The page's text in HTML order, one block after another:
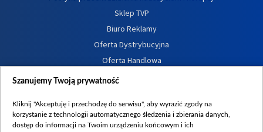
Sklep TVP
Biuro Reklamy
Oferta Dystrybucyjna
Oferta Handlowa
Dostępność
Procedura zgłoszeń wewnętrznych
Szanujemy Twoją prywatność
Kliknij "Akceptuję i przechodzę do serwisu", aby wyrazić zgody na
korzystanie z technologii automatycznego śledzenia i zbierania danych,
dostęp do informacji na Twoim urządzeniu końcowym i ich